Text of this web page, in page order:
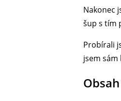
Nakonec
šup s tím
Probírali
jsem sám